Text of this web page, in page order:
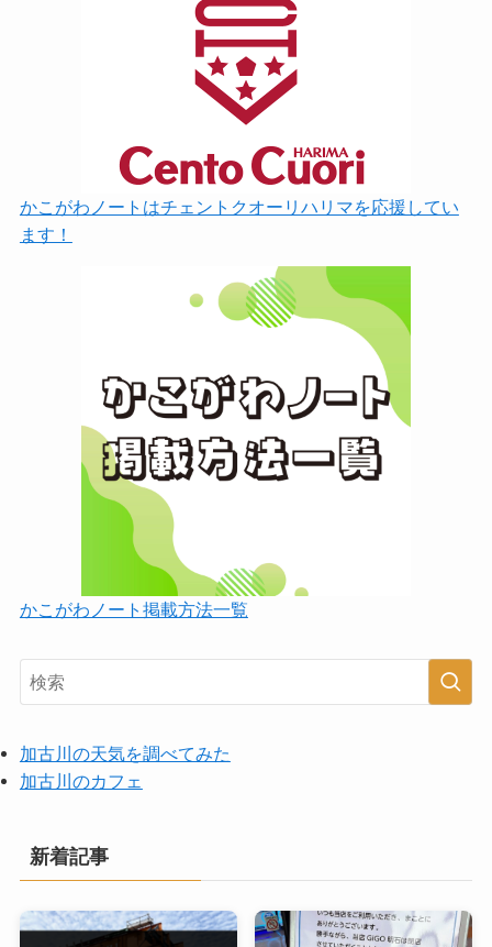
かこがわノートはチェントクオーリハリマを応援してい
ます！
かこがわノート掲載方法一覧
加古川の天気を調べてみた
加古川のカフェ
新着記事